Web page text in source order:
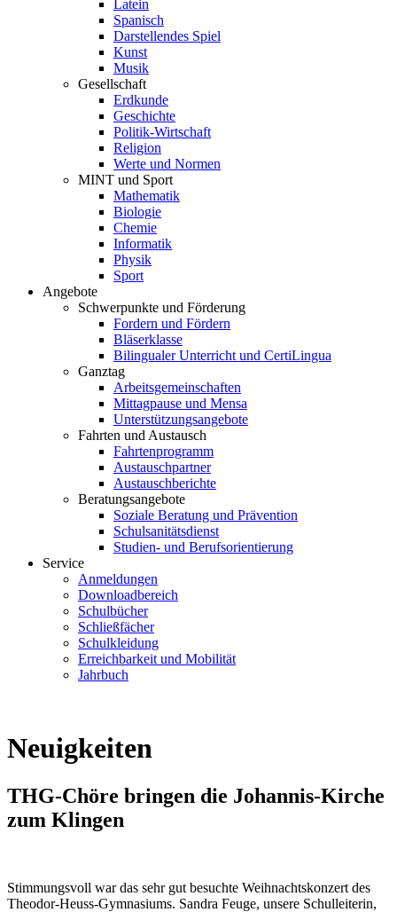
Latein
Spanisch
Darstellendes Spiel
Kunst
Musik
Gesellschaft
Erdkunde
Geschichte
Politik-Wirtschaft
Religion
Werte und Normen
MINT und Sport
Mathematik
Biologie
Chemie
Informatik
Physik
Sport
Angebote
Schwerpunkte und Förderung
Fordern und Fördern
Bläserklasse
Bilingualer Unterricht und CertiLingua
Ganztag
Arbeitsgemeinschaften
Mittagpause und Mensa
Unterstützungsangebote
Fahrten und Austausch
Fahrtenprogramm
Austauschpartner
Austauschberichte
Beratungsangebote
Soziale Beratung und Prävention
Schulsanitätsdienst
Studien- und Berufsorientierung
Service
Anmeldungen
Downloadbereich
Schulbücher
Schließfächer
Schulkleidung
Erreichbarkeit und Mobilität
Jahrbuch
Neuigkeiten
THG-Chöre bringen die Johannis-Kirche
zum Klingen
Stimmungsvoll war das sehr gut besuchte Weihnachtskonzert des
Theodor-Heuss-Gymnasiums. Sandra Feuge, unsere Schulleiterin,